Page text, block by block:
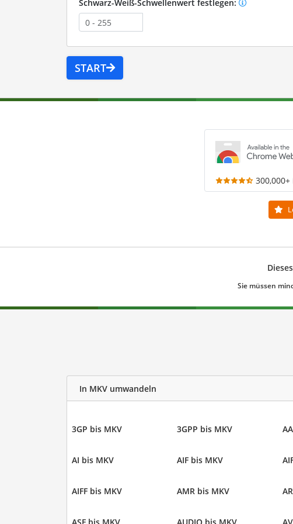
Schwarz-Weiß-Schwellenwert festlegen:
START
Sie müssen
In MKV umwandeln
3GP bis MKV 3GPP bis MKV
AI bis MKV AIF bis MKV
AIFF bis MKV AMR bis MKV